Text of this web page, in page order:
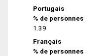
Portugais
% de personnes
1.39
Français
% de personnes